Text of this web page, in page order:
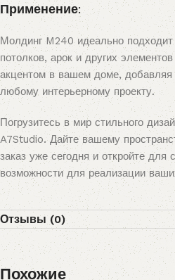
Применение:
Молдинг M240 идеально
потолков, арок и других
акцентом в вашем доме,
любому интерьерному проекту.
Погрузитесь в мир стильного
A7Studio. Дайте вашему
заказ уже сегодня и откройте для
возможности для реализации
Отзывы (0)
Похожие